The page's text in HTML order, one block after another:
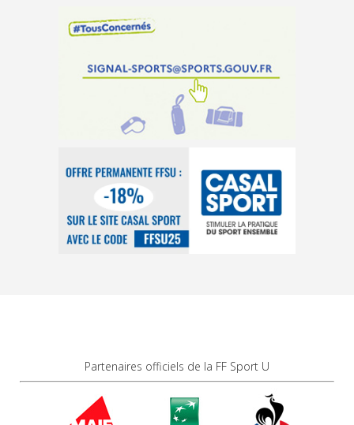
Partenaires officiels de la FF Sport U